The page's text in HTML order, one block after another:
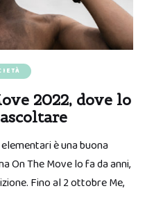
2022, dove lo
è una buona
On The Move lo fa da anni,
Fino al 2 ottobre Me,